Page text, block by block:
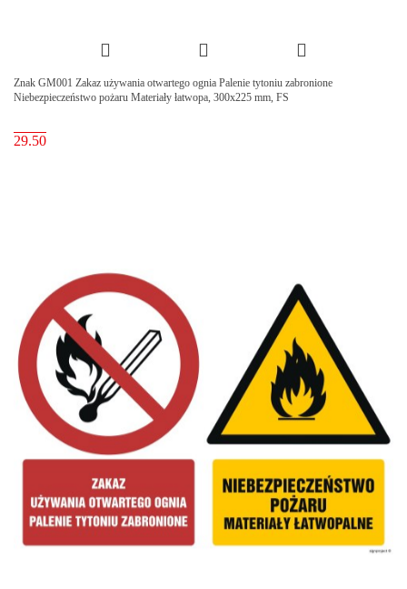
Znak GM001 Zakaz używania otwartego ognia Palenie tytoniu zabronione
Niebezpieczeństwo pożaru Materiały łatwopa, 300x225 mm, FS
29.50